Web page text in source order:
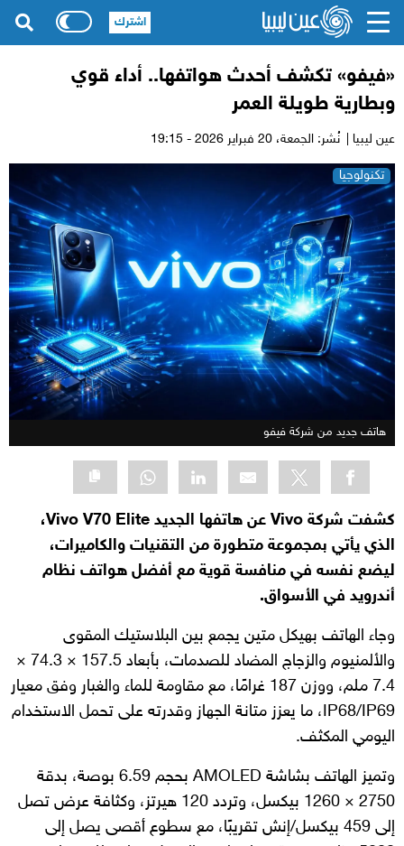
«فيفو» تكشف أحدث هواتفها.. أداء قوي
وبطارية طويلة العمر
عين ليبيا | نُشر: الجمعة،
تكنولوجيا
هاتف جديد من شركة فيفو
كشفت شركة Vivo عن هاتفها الجديد Vivo V70 Elite،
الذي يأتي بمجموعة متطورة من التقنيات والكاميرات،
ليضع نفسه في منافسة قوية مع أفضل هواتف نظام
أندرويد في الأسواق.
وجاء الهاتف بهيكل متين يجمع بين البلاستيك المقوى
والألمنيوم والزجاج المضاد للصدمات، بأبعاد 157.5 × 74.3 ×
7.4 ملم، ووزن 187 غرامًا، مع مقاومة للماء والغبار وفق معيار
IP68/IP69، ما يعزز متانة الجهاز وقدرته على تحمل الاستخدام
اليومي المكثف.
وتميز الهاتف بشاشة AMOLED بحجم 6.59 بوصة، بدقة
2750 × 1260 بيكسل، وتردد 120 هيرتز، وكثافة عرض تصل
إلى 459 بيكسل/إنش تقريبًا، مع سطوع أقصى يصل إلى
اشترك